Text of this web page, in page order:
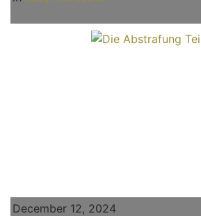
December 12, 2024